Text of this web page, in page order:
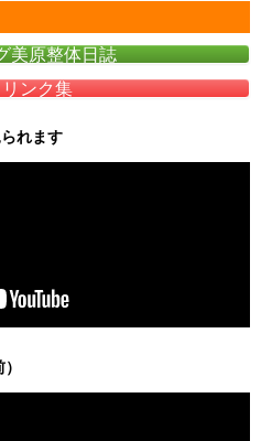
美原整体日誌
リンク集
れます